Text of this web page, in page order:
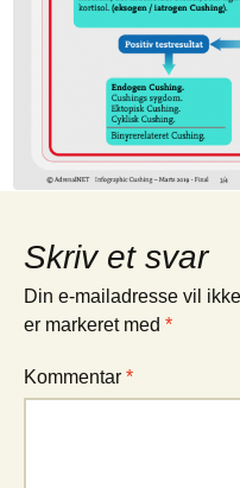
Skriv et svar
Din e-mailadresse vil
er markeret med *
Kommentar *